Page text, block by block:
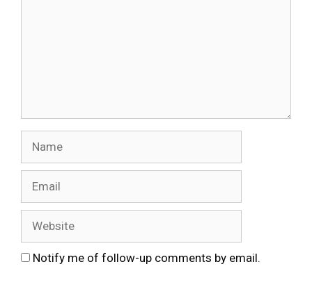
Notify me of follow-up comments by email.